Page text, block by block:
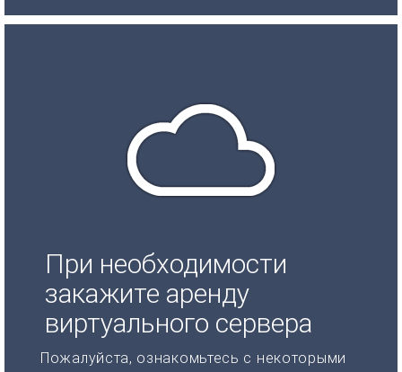
При необходимости
закажите аренду
виртуального сервера
Пожалуйста, ознакомьтесь с некоторыми